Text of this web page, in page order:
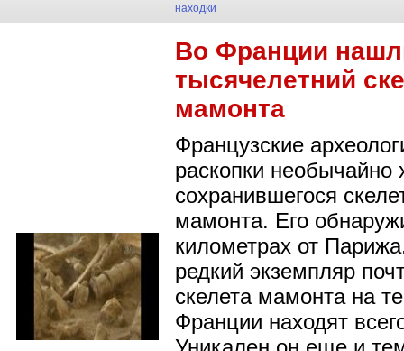
находки
Во Франции
тысячелетний
мамонта
Французские
раскопки необычайно
сохранившегося
мамонта. Его
километрах от
редкий экземпляр
скелета мамонта на
Франции находят